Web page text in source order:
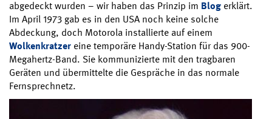
abgedeckt wurden – wir haben das Prinzip im Blogerklärt.
Im April 1973 gab es in den USA noch keine solche
Abdeckung, doch Motorola installierte auf einem
Wolkenkratzer eine temporäre Handy-Station für das 900-
Megahertz-Band. Sie kommunizierte mit den tragbaren
Geräten und übermittelte die Gespräche in das normale
Fernsprechnetz.